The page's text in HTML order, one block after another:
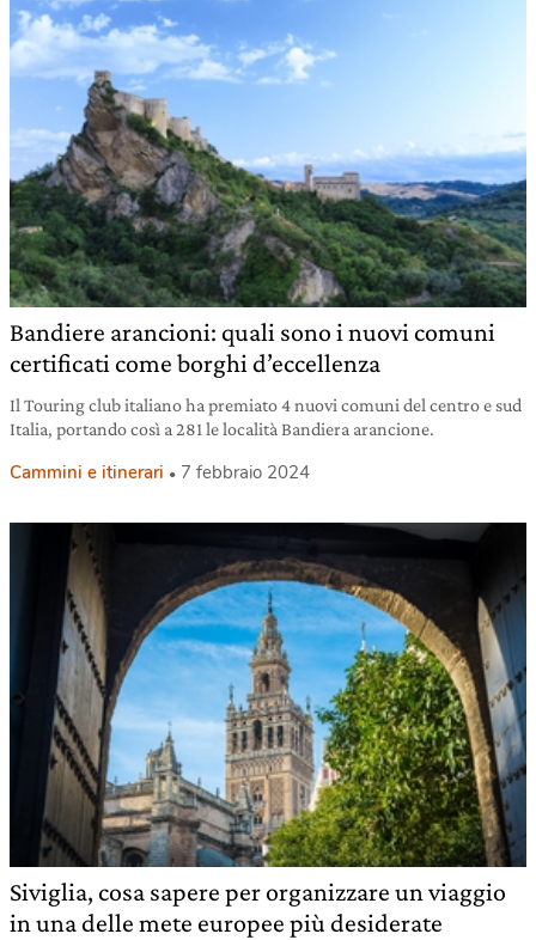
Bandiere arancioni: quali sono i nuovi comuni
certificati come borghi d’eccellenza
Il Touring club italiano ha premiato 4 nuovi comuni del centro e sud
Italia, portando così a 281 le località Bandiera arancione.
Cammini e itinerari 7 febbraio 2024
Siviglia, cosa sapere per organizzare un viaggio
in una delle mete europee più desiderate